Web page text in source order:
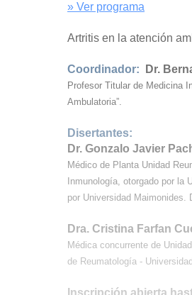
» Ver programa
Artritis en la atención
Coordinador: Dr.
Profesor Titular de Medicina
Ambulatoria”.
Disertantes:
Dr. Gonzalo Javier
Médico de Planta Unidad
Inmunología, otorgado por
por Universidad Maimonides.
Dra. Cristina Farfan
Médica concurrente de
de Reumatología -
Inscripción abierta